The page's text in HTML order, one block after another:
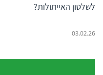
לשלטון האייתולות?
03.02.26